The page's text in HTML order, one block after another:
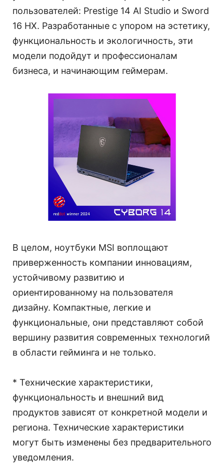
пользователей: Prestige 14 AI Studio и Sword
16 HX. Разработанные с упором на эстетику,
функциональность и экологичность, эти
модели подойдут и профессионалам
бизнеса, и начинающим геймерам.
В целом, ноутбуки MSI воплощают
приверженность компании инновациям,
устойчивому развитию и
ориентированному на пользователя
дизайну. Компактные, легкие и
функциональные, они представляют собой
вершину развития современных технологий
в области гейминга и не только.
* Технические характеристики,
функциональность и внешний вид
продуктов зависят от конкретной модели и
региона. Технические характеристики
могут быть изменены без предварительного
уведомления.